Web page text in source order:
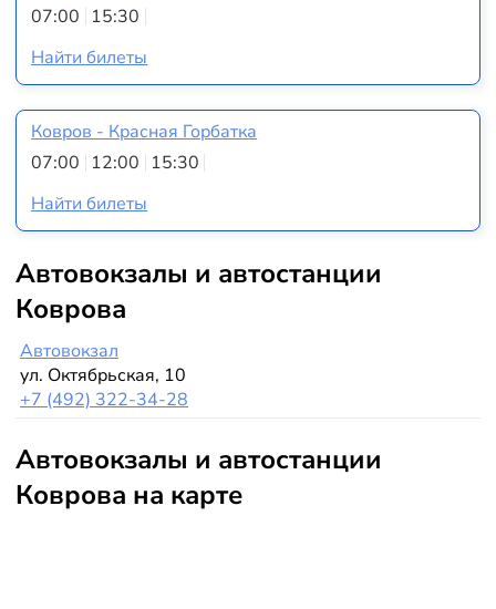
07:00 15:30
Найти билеты
Ковров - Красная Горбатка
07:00 12:00 15:30
Найти билеты
Автовокзалы и автостанции
Коврова
Автовокзал
ул. Октябрьская, 10
+7 (492) 322-34-28
Автовокзалы и автостанции
Коврова на карте